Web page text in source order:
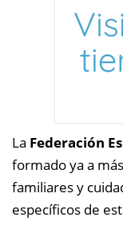
La Federación
formado ya a
familiares y
específicos de